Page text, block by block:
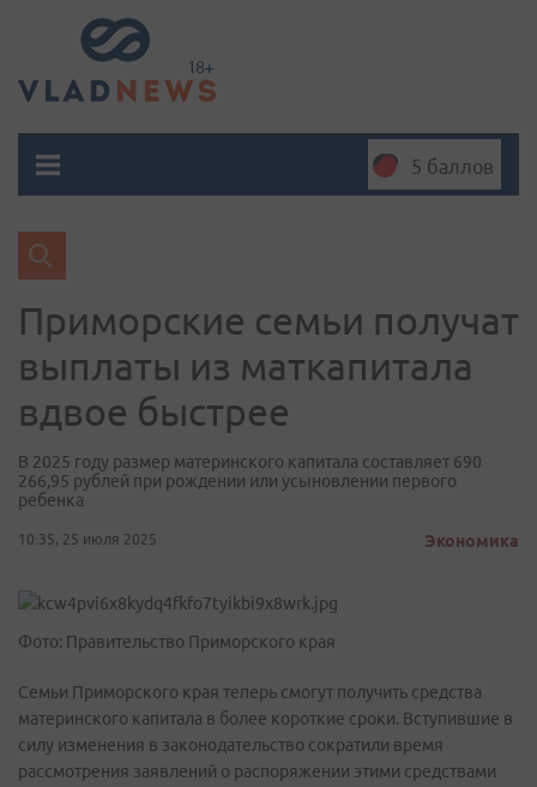
5 баллов
Приморские семьи получат
выплаты из маткапитала
вдвое быстрее
В 2025 году размер материнского капитала составляет 690
266,95 рублей при рождении или усыновлении первого
ребенка
10:35, 25 июля 2025 Экономика
Фото: Правительство Приморского края
Семьи Приморского края теперь смогут получить средства
материнского капитала в более короткие сроки. Вступившие в
силу изменения в законодательство сократили время
рассмотрения заявлений о распоряжении этими средствами